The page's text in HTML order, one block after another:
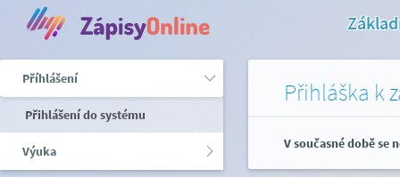
Příhlášení
Přihlášení do systému
Výuka
Přihláška k
V současné době se